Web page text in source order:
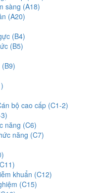
sàng (A18)
(A20)
(B4)
(B5)
bộ cao cấp (C1-2)
năng (C6)
năng (C7)
khuẩn (C12)
(C15)